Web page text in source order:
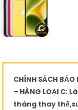
CHÍNH SÁCH BẢO
– HÀNG LOẠI C:
tháng thay